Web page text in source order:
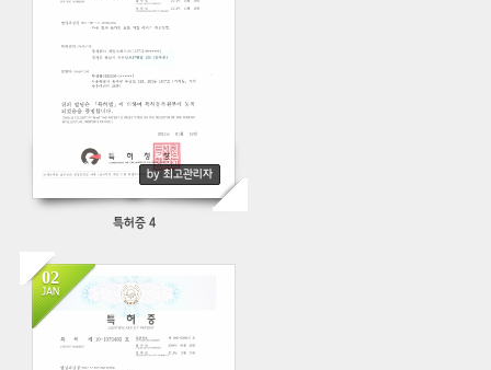
by 최고관리자
특허증 4
02
JAN
357